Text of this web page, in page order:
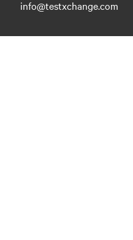
info@testxchange.com